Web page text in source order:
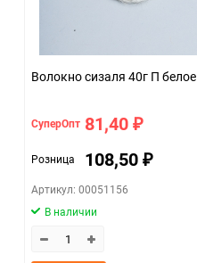
Волокно сизаля 40г П белое
СуперОпт 81,40 ₽
Розница 108,50 ₽
Артикул: 00051156
В наличии